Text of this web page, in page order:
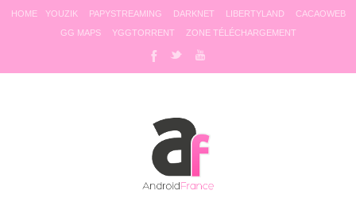
HOME YOUZIK PAPYSTREAMING DARKNET LIBERTYLAND
CACAOWEB
GG MAPS
YGGTORRENT ZONE TÉLÉCHARGEMENT